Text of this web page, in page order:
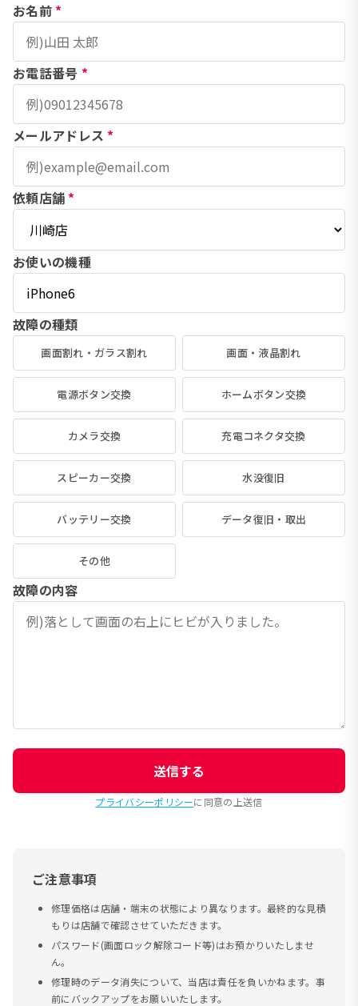
お名前 *
お電話番号 *
メールアドレス *
依頼店舗 *
お使いの機種
故障の種類
画面割れ・ガラス割れ 画面・液晶割れ
電源ボタン交換 ホームボタン交換
カメラ交換 充電コネクタ交換
スピーカー交換 水没復旧
バッテリー交換 データ復旧・取出
その他
故障の内容
送信する
プライバシーポリシーに同意の上送信
ご注意事項
修理価格は店舗・端末の状態により異なります。最終的な見積
もりは店舗で確認させていただきます。
パスワード(画面ロック解除コード等)はお預かりいたしませ
ん。
修理時のデータ消失について、当店は責任を負いかねます。事
前にバックアップをお願いいたします。